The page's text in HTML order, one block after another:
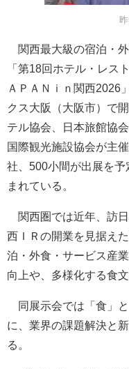
関西最大級の宿泊・
「第18回ホテル・レ
ＡＰＡＮｉｎ関西2026
クス大阪（大阪市）で
テル協会、日本旅館協
国際観光施設協会が主
社、500小間が出展を
まれている。
関西圏では近年、訪
西ＩＲの開業を見据え
泊・外食・サービス産
向上や、多様化する食
同展示会では「食」
に、業界の課題解決と
る。